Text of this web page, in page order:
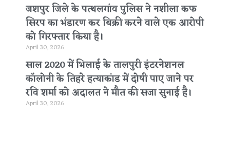
जशपुर जिले के पत्थलगांव पुलिस ने नशीला कफ
सिरप का भंडारण कर बिक्री करने वाले एक आरोपी
को गिरफ्तार किया है।
April 30, 2026
साल 2020 में भिलाई के तालपुरी इंटरनेशनल
कॉलोनी के तिहरे हत्याकांड में दोषी पाए जाने पर
रवि शर्मा को अदालत ने मौत की सजा सुनाई है।
April 30, 2026